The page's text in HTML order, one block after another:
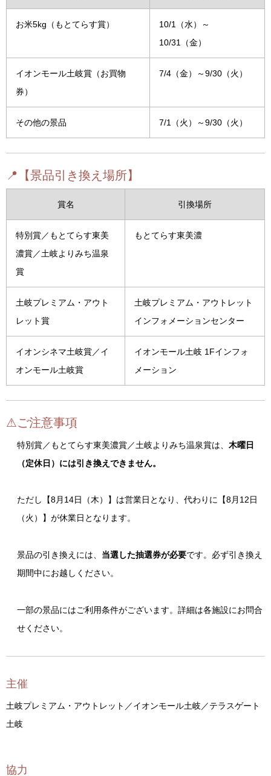
お米5kg（もとてらす賞）
10/1（水）～
10/31（金）
イオンモール土岐賞（お買物
券）
7/4（金）～9/30（火）
その他の景品 7/1（火）～9/30（火）
📍【景品引き換え場所】
賞名 引換場所
特別賞／もとてらす東美
濃賞／土岐よりみち温泉
賞
もとてらす東美濃
土岐プレミアム・アウト
レット賞
土岐プレミアム・アウトレット
インフォメーションセンター
イオンシネマ土岐賞／イ
オンモール土岐賞
イオンモール土岐 1Fインフォ
メーション
⚠ご注意事項
特別賞／もとてらす東美濃賞／土岐よりみち温泉賞は、木曜日
（定休日）には引き換えできません。
ただし【8月14日（木）】は営業日となり、代わりに【8月12日
（火）】が休業日となります。
景品の引き換えには、 当選した抽選券が必要です。必ず引き換え
期間中にお越しください。
一部の景品にはご利用条件がございます。詳細は各施設にお問合
せください。
主催
土岐プレミアム・アウトレット／イオンモール土岐／テラスゲート
土岐
協力